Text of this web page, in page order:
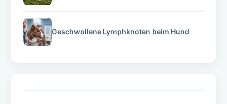
Geschwollene Lymphknoten beim Hund